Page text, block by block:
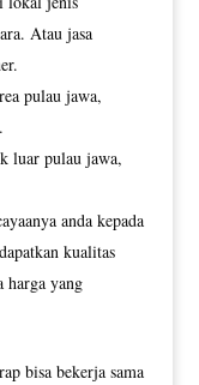
Atau jasa
pulau jawa,
luar pulau jawa,
anda kepada
kualitas
harga yang
bisa bekerja sama